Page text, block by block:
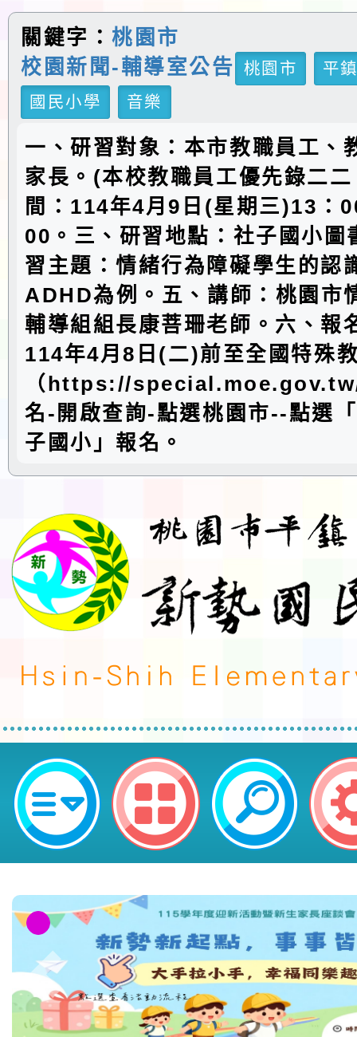
關鍵字：桃園市
校園新聞-輔導室公告
桃園市
平
國民小學
音樂
一、研習對象：本市教職員工、
家長。(本校教職員工優先錄二
間：114年4月9日(星期三)13：
00。三、研習地點：社子國小圖
習主題：情緒行為障礙學生的認
ADHD為例。五、講師：桃園市
輔導組組長康菩珊老師。六、報
114年4月8日(二)前至全國特殊
（https://
名-開啟查詢-點選桃園市--點選
子國小」報名。
neilctes網站設計者：徐嘉裕